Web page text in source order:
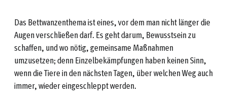
Das Bettwanzenthema ist eines, vor dem man nicht länger die
Augen verschließen darf. Es geht darum, Bewusstsein zu
schaffen, und wo nötig, gemeinsame Maßnahmen
umzusetzen; denn Einzelbekämpfungen haben keinen Sinn,
wenn die Tiere in den nächsten Tagen, über welchen Weg auch
immer, wieder eingeschleppt werden.